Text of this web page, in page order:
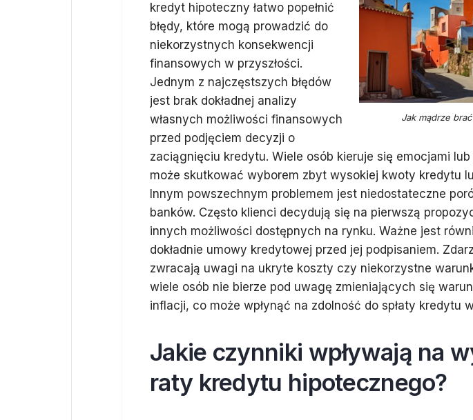
Jak mądrze
kredyt hipoteczny łatwo popełnić
błędy, które mogą prowadzić do
niekorzystnych konsekwencji
finansowych w przyszłości.
Jednym z najczęstszych błędów
jest brak dokładnej analizy
własnych możliwości finansowych
przed podjęciem decyzji o
zaciągnięciu kredytu. Wiele osób kieruje się emocjami
może skutkować wyborem zbyt wysokiej kwoty kredytu
Innym powszechnym problemem jest niedostateczne
banków. Często klienci decydują się na pierwszą
innych możliwości dostępnych na rynku. Ważne jest
dokładnie umowy kredytowej przed jej podpisaniem.
zwracają uwagi na ukryte koszty czy niekorzystne
wiele osób nie bierze pod uwagę zmieniających się
inflacji, co może wpłynąć na zdolność do spłaty kredytu
Jakie czynniki wpływają na
raty kredytu hipotecznego?